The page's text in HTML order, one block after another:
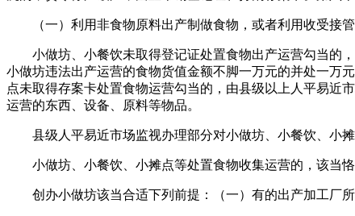
（一）利用非食物原料出产制做食物，或者利用收受接管
小做坊、小餐饮未取得登记证处置食物出产运营勾当的，
小做坊违法出产运营的食物货值金额不脚一万元的并处一万
点未取得存案卡处置食物运营勾当的，由县级以上人平易近
运营的东西、设备、原料等物品。
县级人平易近市场监视办理部分对小做坊、小餐饮、小摊
小做坊、小餐饮、小摊点等处置食物收集运营的，该当恪
创办小做坊该当合适下列前提：（一）有的出产加工厂所